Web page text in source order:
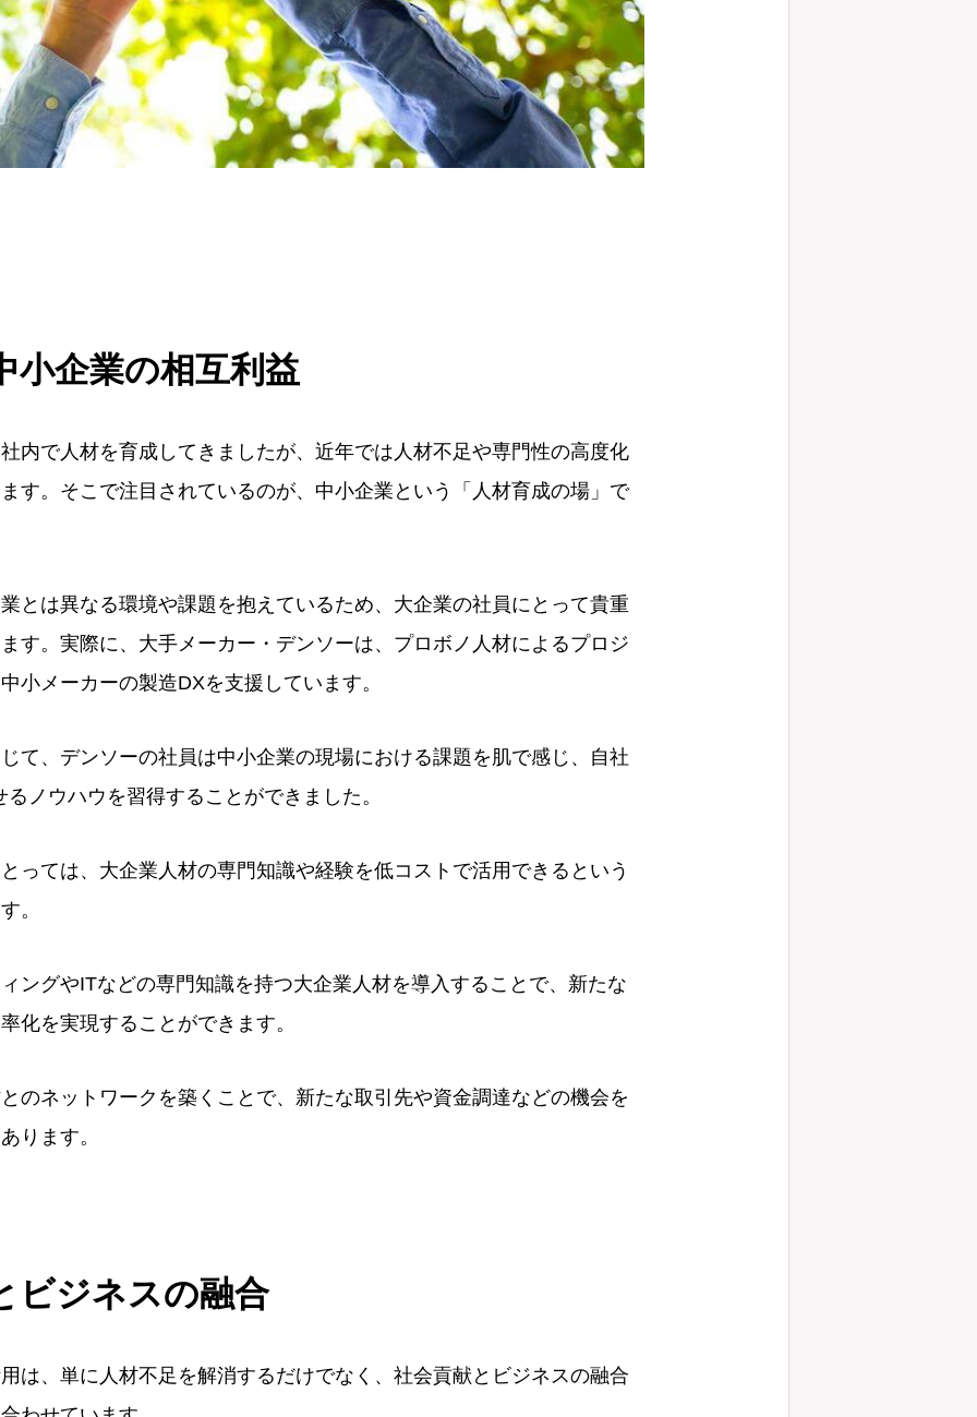
小企業の相互利益
内で人材を育成してきましたが、近年では人材不足や専門性の高度化
す。そこで注目されているのが、中小企業という「人材育成の場」で
とは異なる環境や課題を抱えているため、大企業の社員にとって貴重
す。実際に、大手メーカー・デンソーは、プロボノ人材によるプロジ
小メーカーの製造DXを支援しています。
て、デンソーの社員は中小企業の現場における課題を肌で感じ、自社
ノウハウを習得することができました。
っては、大企業人材の専門知識や経験を低コストで活用できるという
。
ングやITなどの専門知識を持つ大企業人材を導入することで、新たな
化を実現することができます。
のネットワークを築くことで、新たな取引先や資金調達などの機会を
ります。
ビジネスの融合
は、単に人材不足を解消するだけでなく、社会貢献とビジネスの融合